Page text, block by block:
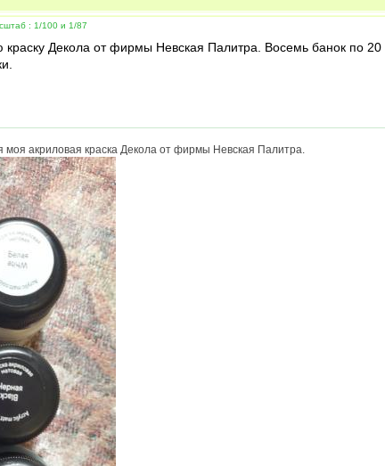
: 1/100 и 1/87
Декола от фирмы Невская Палитра. Восемь банок по
моя акриловая краска Декола от фирмы Невская Палитра.